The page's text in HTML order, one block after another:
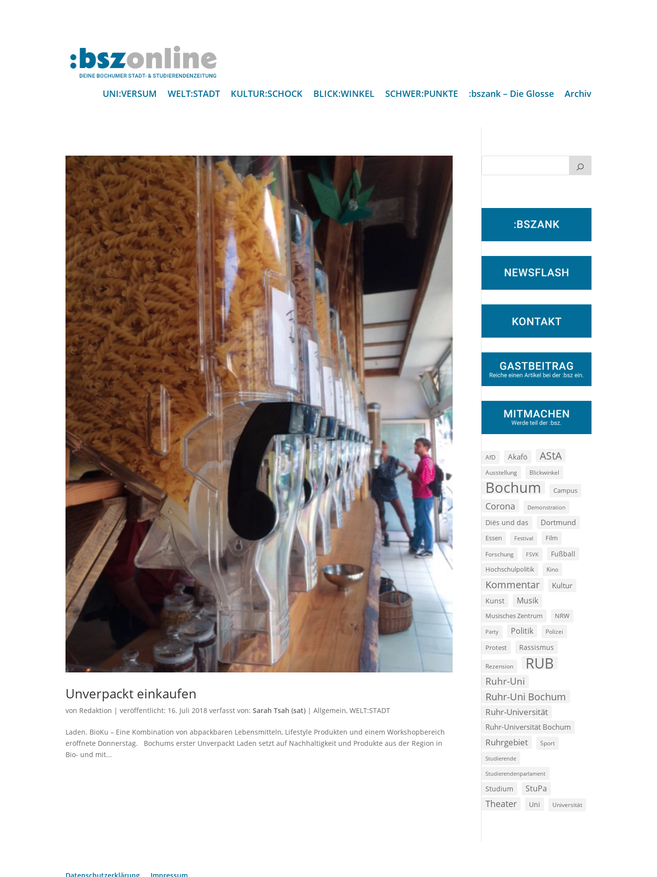
UNI:VERSUM WELT:STADT KULTUR:SCHOCK BLICK:WINKEL SCHWER:PUNKTE :bszank – Die Glosse Archiv
Unverpackt einkaufen
von Redaktion |veröffentlicht: 16. Juli 2018 verfasst von:Sarah Tsah (sat) |Allgemein,WELT:STADT
Laden. BioKu – Eine Kombination von abpackbaren Lebensmitteln, Lifestyle Produkten und einem Workshopbereich
eröffnete Donnerstag. Bochums erster Unverpackt Laden setzt auf Nachhaltigkeit und Produkte aus der Region in
Bio- und mit...
AfD Akafö AStA
Ausstellung Blickwinkel
Bochum Campus
Corona Demonstration
Diës und das Dortmund
Essen Festival Film
Forschung FSVK Fußball
Hochschulpolitik Kino
Kommentar Kultur
Kunst Musik
Musisches Zentrum NRW
Party Politik Polizei
Protest Rassismus
Rezension RUB
Ruhr-Uni
Ruhr-Uni Bochum
Ruhr-Universität
Ruhr-Universität Bochum
Ruhrgebiet Sport
Studierende
Studierendenparlament
Studium StuPa
Theater Uni Universität